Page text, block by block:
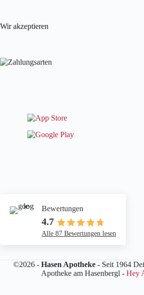
Wir akzeptieren
Bewertungen
4.7
Alle 87 Bewertungen lesen
©2026 - Hasen Apotheke- Seit 1964
Apotheke am Hasenbergl -Hey